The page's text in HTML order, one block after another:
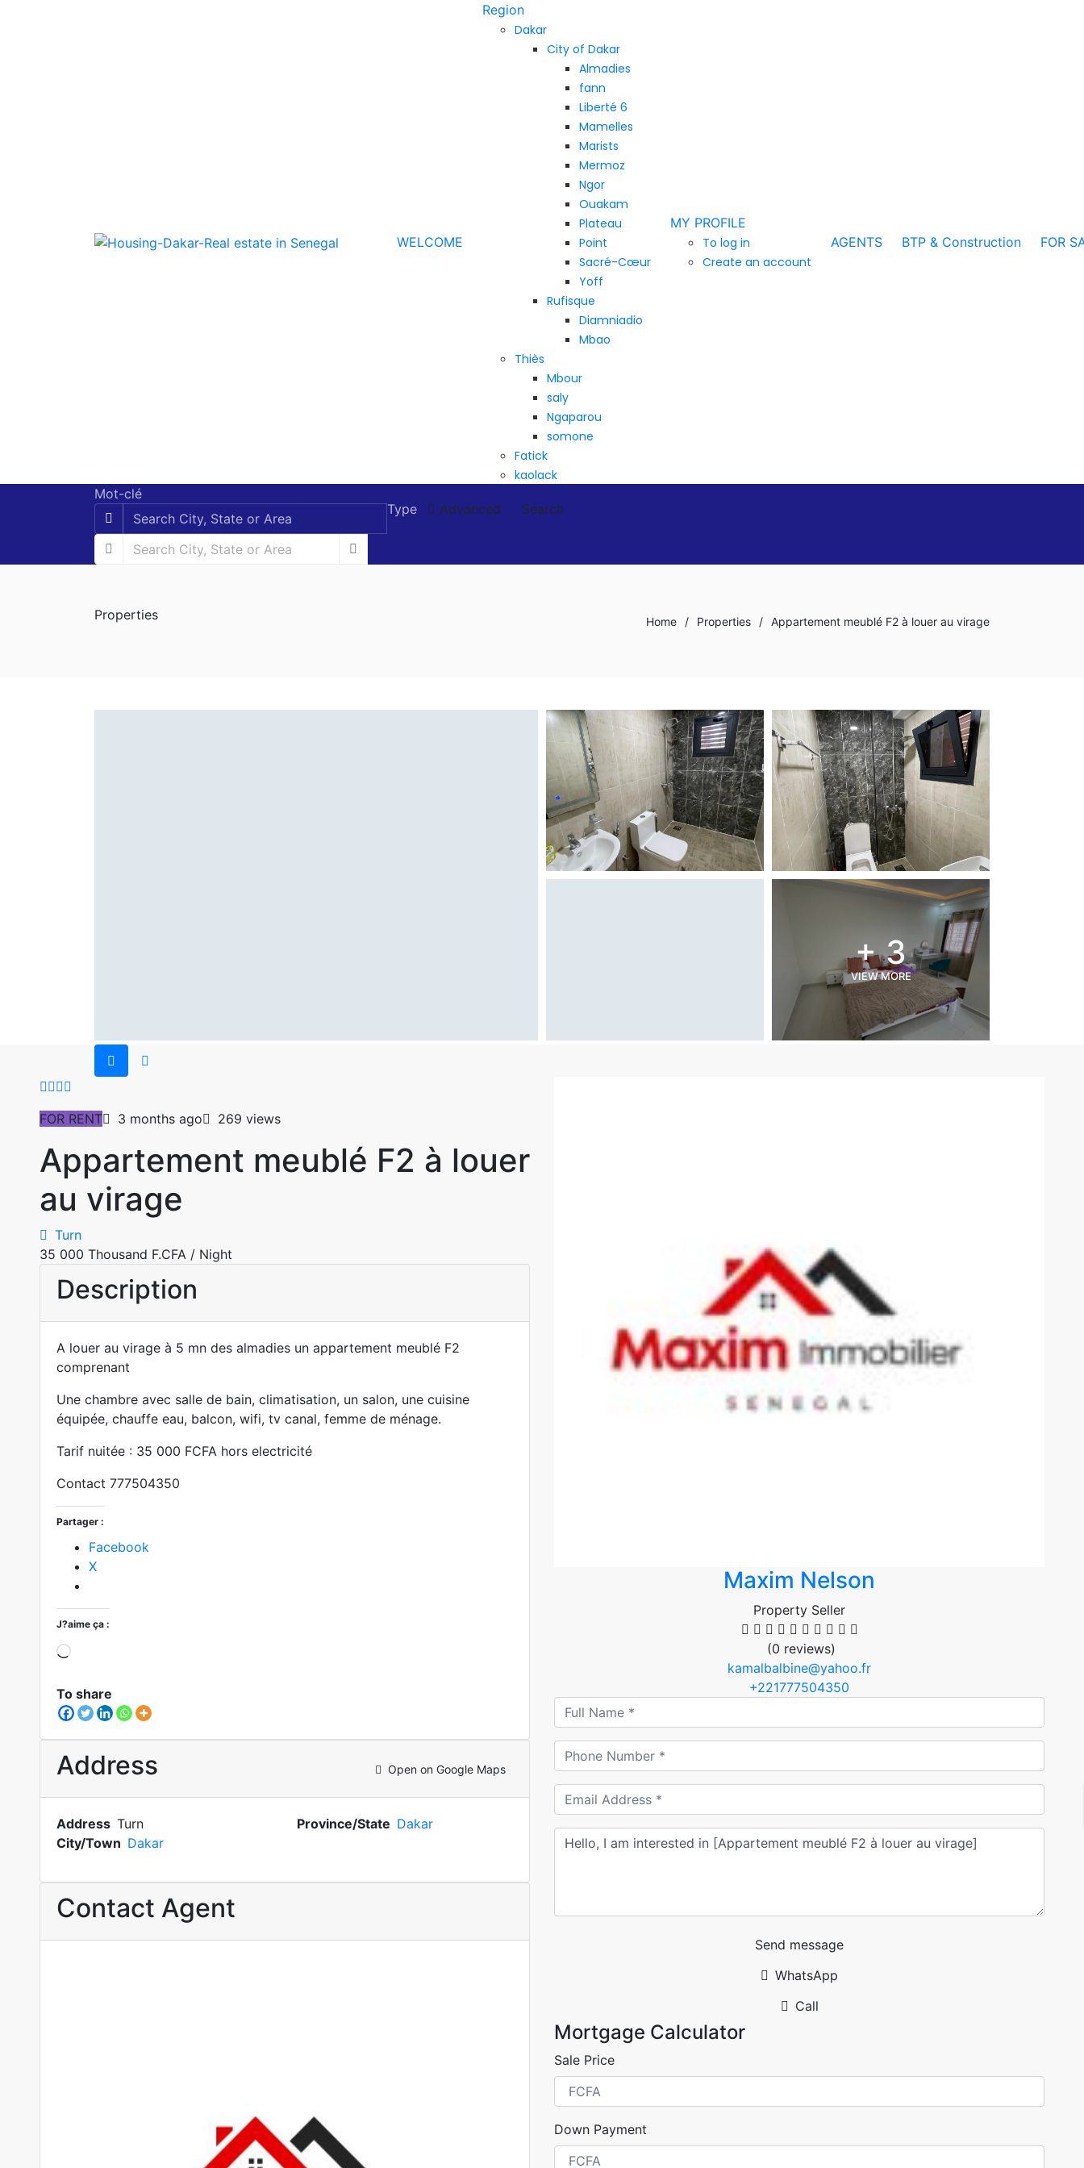
WELCOME
Region
Dakar
City of Dakar
Almadies
fann
Liberté 6
Mamelles
Marists
Mermoz
Ngor
Ouakam
Plateau
Point
Sacré-Cœur
Yoff
Rufisque
Diamniadio
Mbao
Thiès
Mbour
saly
Ngaparou
somone
Fatick
kaolack
MY PROFILE
To log in
Create an account
AGENTS BTP & Construction FOR
Mot-clé
Type
Advanced Search
Properties Home / Properties / Appartement meublé F2 à louer au virage
+ 3
VIEW MORE
FOR RENT 3 months ago 269 views
Appartement meublé F2 à louer
au virage
Turn
35 000 Thousand F.CFA / Night
Description
A louer au virage à 5 mn des almadies un appartement meublé F2
comprenant
Une chambre avec salle de bain, climatisation, un salon, une cuisine
équipée, chauffe eau, balcon, wifi, tv canal, femme de ménage.
Tarif nuitée : 35 000 FCFA hors electricité
Contact 777504350
Partager :
Facebook
X
J?aime ça :
To share
Address Open on Google Maps
Address Turn Province/State Dakar
City/Town Dakar
Contact Agent
Maxim Nelson
Property Seller
(0 reviews)
kamalbalbine@yahoo.fr
+221777504350
Send message
WhatsApp
Call
Mortgage Calculator
Sale Price
Down Payment